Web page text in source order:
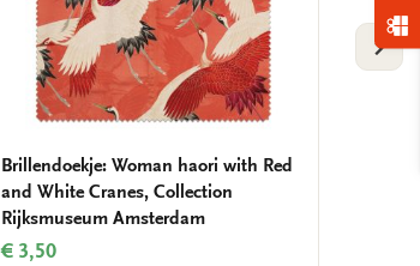
Brillendoekje: Woman haori with Red
and White Cranes, Collection
Rijksmuseum Amsterdam
€ 3,50